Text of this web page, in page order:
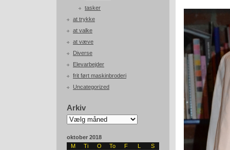
tasker
at trykke
at valke
at væve
Diverse
Elevarbejder
frit ført maskinbroderi
Uncategorized
Arkiv
Arkiv
oktober 2018
M
Ti O To F L
S